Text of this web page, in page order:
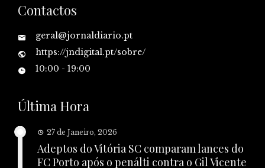
Contactos
geral@jornaldiario.pt
https://jndigital.pt/sobre/
10:00 - 19:00
Última Hora
27 de Janeiro, 2026
Adeptos do Vitória SC comparam lances do
FC Porto após o penálti contra o Gil Vicente